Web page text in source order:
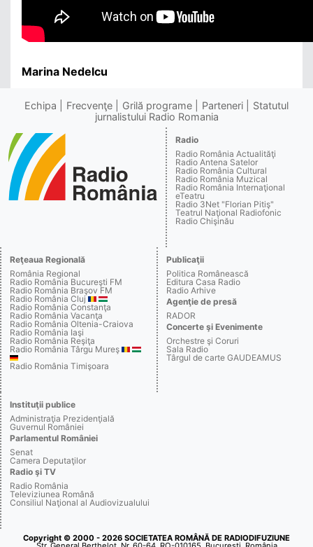
Marina Nedelcu
Echipa Frecvenţe Grilă programe Parteneri
Statutul
jurnalistului Radio Romania
Radio
Radio România Actualităţi
Radio Antena Satelor
Radio România Cultural
Radio România Muzical
Radio România Internaţional
eTeatru
Radio 3Net "Florian Pitiş"
Teatrul Naţional Radiofonic
Radio Chişinău
Reţeaua Regională
România Regional
Radio România Bucureşti FM
Radio România Braşov FM
Radio România Cluj
Radio România Constanţa
Radio România Vacanţa
Radio România Oltenia-Craiova
Radio România Iaşi
Radio România Reşiţa
Radio România Târgu Mureş
Radio România Timişoara
Publicaţii
Politica Românească
Editura Casa Radio
Radio Arhive
Agenţie de presă
RADOR
Concerte şi Evenimente
Orchestre şi Coruri
Sala Radio
Târgul de carte GAUDEAMUS
Instituţii publice
Administraţia Prezidenţială
Guvernul României
Parlamentul României
Senat
Camera Deputaţilor
Radio şi TV
Radio România
Televiziunea Română
Consiliul Naţional al Audiovizualului
Copyright © 2000 - 2026 SOCIETATEA ROMÂNĂ DE RADIODIFUZIUNE